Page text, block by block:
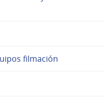
filmación